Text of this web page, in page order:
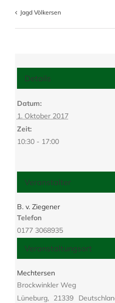
Jagd Völkersen
Details
Datum:
1. Oktober 2017
Zeit:
10:30 - 17:00
Veranstaltungsort
Mechtersen
Brockwinkler Weg
Lüneburg, 21339
Veranstalter
B. v. Ziegener
Telefon
0177 3068935